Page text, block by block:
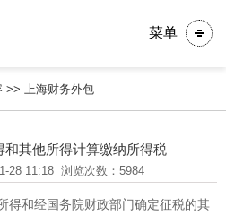
菜单
>>上海财务外包
和其他所得计算缴纳所得税
28 11:18 浏览次数：5984
得和经国务院财政部门确定征税的其